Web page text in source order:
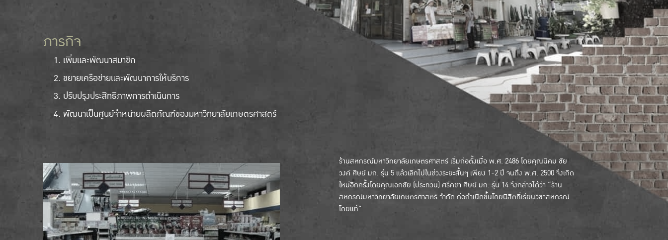
ภารกิจ
เพิ่มและพัฒนาสมาชิก
ขยายเครือข่ายและพัฒนาการให้บริการ
ปรับปรุงประสิทธิภาพการดำเนินการ
พัฒนาเป็นศูนย์จำหน่ายผลิตภัณฑ์ของมหาวิทยาลัยเกษตรศาสตร์
ร้านสหกรณ์มหาวิทยาลัยเกษตรศาสตร์ เริ่มก่อตั้งเมื่อ พ.ศ. 2486 โดยคุณนิคม ชัย
วงค์ ศิษย์ มก. รุ่น 5 แล้วเลิกไปในช่วงระยะสั้นๆ เพียง 1-2 ปี จนถึง พ.ศ. 2500 จึงเกิด
ใหม่อีกครั้งโดยคุณเอกชัย (ประทวน) ศรีคชา ศิษย์ มก. รุ่น 14 จึงกล่าวได้ว่า “ร้าน
สหกรณ์มหาวิทยาลัยเกษตรศาสตร์ จำกัด ก่อกำเนิดขึ้นโดยนิสิตที่เรียนวิชาสหกรณ์
โดยแท้”